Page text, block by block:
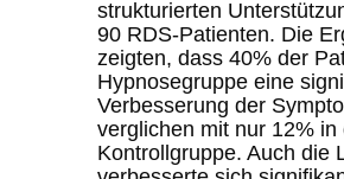
strukturierten
90 RDS-Patienten. Die
zeigten, dass 40% der
Hypnosegruppe eine
Verbesserung der
verglichen mit nur 12% in
Kontrollgruppe. Auch die